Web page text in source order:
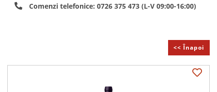
Comenzi telefonice: 0726 375 473 (L-V 09:00-16:00)
<< Înapoi